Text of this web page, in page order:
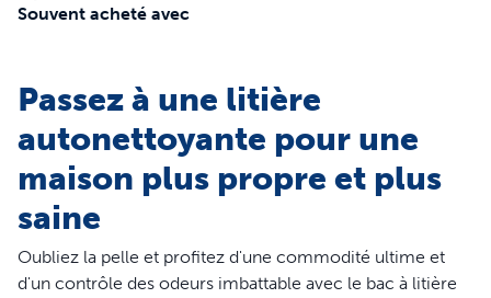
Souvent acheté avec
Passez à une litière
autonettoyante pour une
maison plus propre et plus
saine
Oubliez la pelle et profitez d'une commodité ultime et
d'un contrôle des odeurs imbattable avec le bac à litière